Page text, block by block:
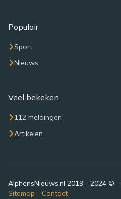
Populair
Sport
Nieuws
Veel bekeken
112 meldingen
Artikelen
AlphensNieuws.nl 2019 - 2024 ©
Sitemap - Contact